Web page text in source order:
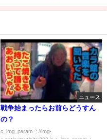
ニュース
戦争始まったらお前らどうすん
の？
c_img_param=; //img-